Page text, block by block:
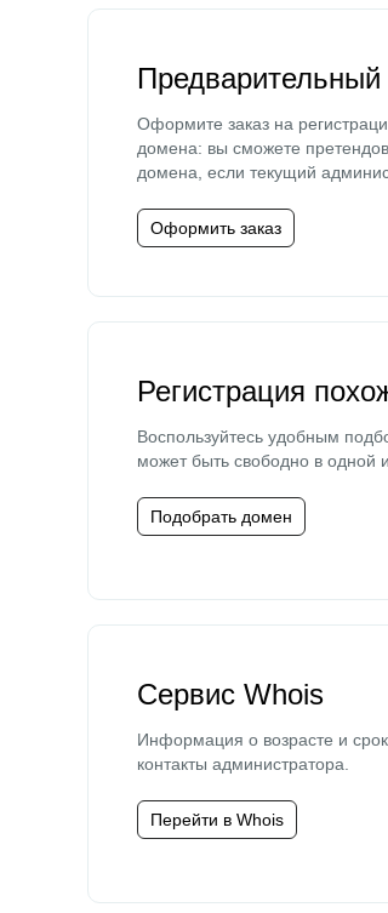
Предварительный
Оформите заказ на
домена: вы сможете
домена, если текущий
Оформить заказ
Регистрация
Воспользуйтесь удобным
может быть свободно в одной
Подобрать домен
Сервис Whois
Информация о возрасте и
контакты администратора.
Перейти в Whois